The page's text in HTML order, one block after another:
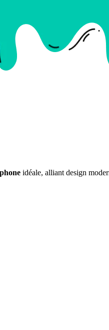
idéale, alliant design